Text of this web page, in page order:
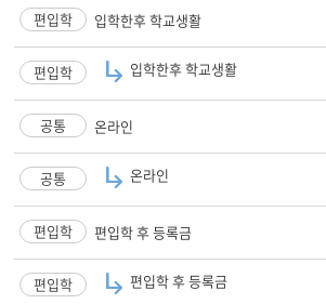
편입학 입학한후 학교생활
편입학 입학한후 학교생활
공통 온라인
공통 온라인
편입학 편입학 후 등록금
편입학 편입학 후 등록금